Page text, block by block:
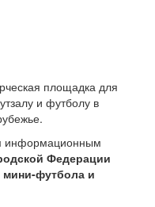
площадка для
и футболу в
информационным
Федерации
футбола и